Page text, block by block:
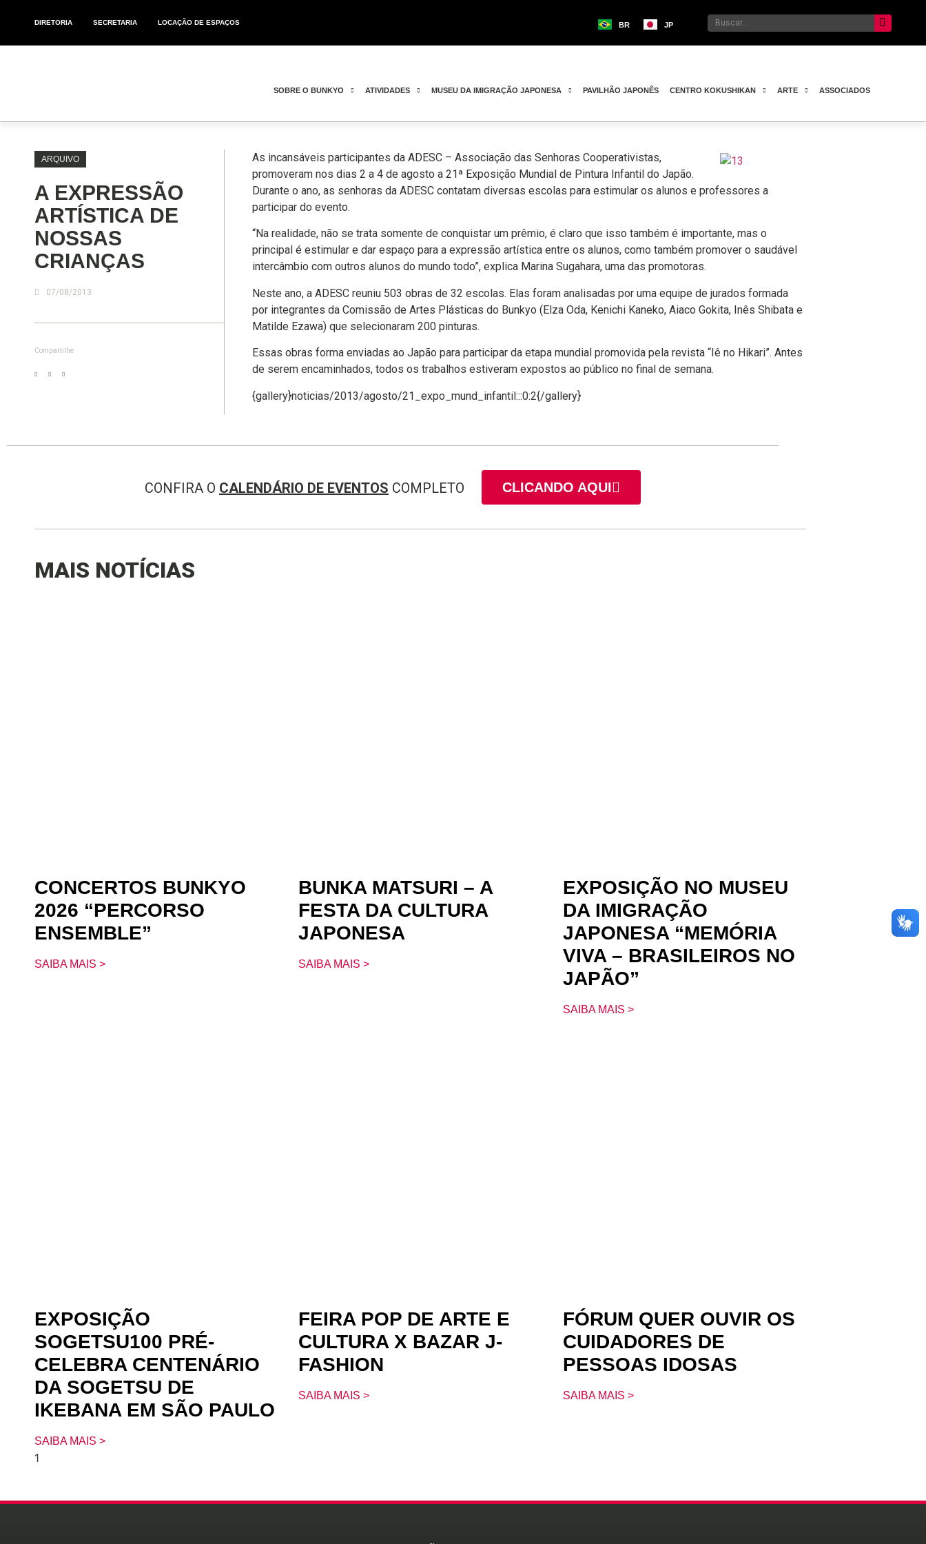
DIRETORIA SECRETARIA LOCAÇÃO DE ESPAÇOS BR JP
SOBRE O BUNKYO ATIVIDADES MUSEU DA IMIGRAÇÃO JAPONESA PAVILHÃO JAPONÊS CENTRO KOKUSHIKAN ARTE ASSOCIADOS
ARQUIVO
A EXPRESSÃO
ARTÍSTICA DE
NOSSAS
CRIANÇAS
07/08/2013
Compartilhe
As incansáveis participantes da ADESC – Associação das Senhoras Cooperativistas,
promoveram nos dias 2 a 4 de agosto a 21ª Exposição Mundial de Pintura Infantil do Japão.
Durante o ano, as senhoras da ADESC contatam diversas escolas para estimular os alunos e professores a
participar do evento.
“Na realidade, não se trata somente de conquistar um prêmio, é claro que isso também é importante, mas o
principal é estimular e dar espaço para a expressão artística entre os alunos, como também promover o saudável
intercâmbio com outros alunos do mundo todo”, explica Marina Sugahara, uma das promotoras.
Neste ano, a ADESC reuniu 503 obras de 32 escolas. Elas foram analisadas por uma equipe de jurados formada
por integrantes da Comissão de Artes Plásticas do Bunkyo (Elza Oda, Kenichi Kaneko, Aiaco Gokita, Inês Shibata e
Matilde Ezawa) que selecionaram 200 pinturas.
Essas obras forma enviadas ao Japão para participar da etapa mundial promovida pela revista “Iê no Hikari”. Antes
de serem encaminhados, todos os trabalhos estiveram expostos ao público no final de semana.
{gallery}noticias/2013/agosto/21_expo_mund_infantil:::0:2{/gallery}
CONFIRA O CALENDÁRIO DE EVENTOS COMPLETO CLICANDO AQUI
MAIS NOTÍCIAS
CONCERTOS BUNKYO
2026 “PERCORSO
ENSEMBLE”
SAIBA MAIS >
BUNKA MATSURI – A
FESTA DA CULTURA
JAPONESA
SAIBA MAIS >
EXPOSIÇÃO NO MUSEU
DA IMIGRAÇÃO
JAPONESA “MEMÓRIA
VIVA – BRASILEIROS NO
JAPÃO”
SAIBA MAIS >
EXPOSIÇÃO
SOGETSU100 PRÉ-
CELEBRA CENTENÁRIO
DA SOGETSU DE
IKEBANA EM SÃO PAULO
SAIBA MAIS >
FEIRA POP DE ARTE E
CULTURA X BAZAR J-
FASHION
SAIBA MAIS >
FÓRUM QUER OUVIR OS
CUIDADORES DE
PESSOAS IDOSAS
SAIBA MAIS >